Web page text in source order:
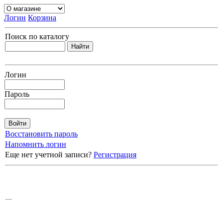
Логин Корзина
Поиск по каталогу
Логин
Пароль
Восстановить пароль
Напомнить логин
Еще нет учетной записи? Регистрация